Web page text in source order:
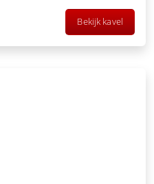
Bekijk kavel